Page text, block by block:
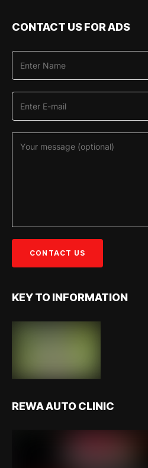
CONTACT US FOR ADS
KEY TO INFORMATION
REWA AUTO CLINIC